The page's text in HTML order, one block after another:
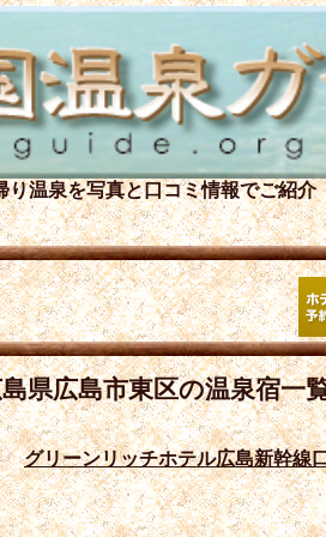
り温泉を写真と口コミ情報でご紹介
県広島市東区の温泉宿一
グリーンリッチホテル広島新幹線